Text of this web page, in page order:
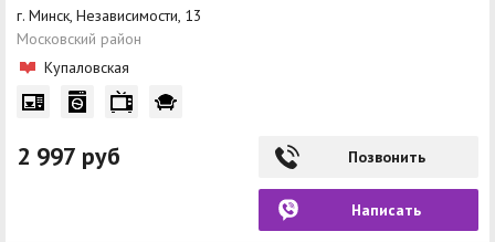
г. Минск, Независимости, 13
Московский район
Купаловская
2 997 руб Позвонить
Написать